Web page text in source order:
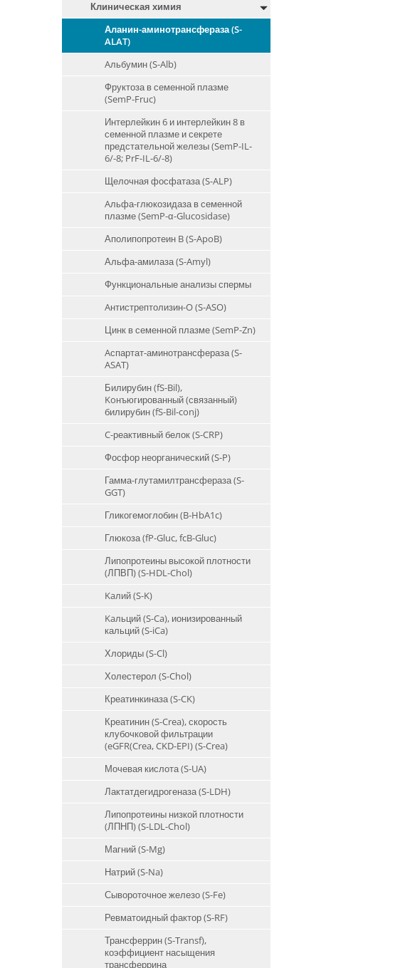
Клиническая химия
Аланин-аминотрансфераза (S-
ALAT)
Aльбумин (S-Alb)
Фруктоза в семенной плазме
(SemP-Fruc)
Интерлейкин 6 и интерлейкин 8 в
семенной плазме и секрете
предстательной железы (SemP-IL-
6/-8; PrF-IL-6/-8)
Щелочная фосфатаза (S-ALP)
Aльфа-глюкозидаза в семенной
плазме (SemP-α-Glucosidase)
Аполипопротеин B (S-ApoB)
Альфа-амилаза (S-Amyl)
Функциональные анализы спермы
Aнтистрептолизин-O (S-ASO)
Цинк в семенной плазме (SemP-Zn)
Aспартат-аминотрансфераза (S-
ASAT)
Билирубин (fS-Bil),
Koнъюгированный (связанный)
билирубин (fS-Bil-conj)
C-реактивный белок (S-CRP)
Фосфор неорганический (S-P)
Гамма-глутамилтрансфераза (S-
GGT)
Гликогемоглобин (B-HbA1c)
Глюкоза (fP-Gluc, fcB-Gluc)
Липопротеины высокой плотности
(ЛПВП) (S-HDL-Chol)
Kaлий (S-K)
Kaльций (S-Ca), ионизированный
кальций (S-iCa)
Хлориды (S-Cl)
Холестерол (S-Chol)
Креатинкиназа (S-CK)
Креатинин (S-Crea), скорость
клубочковой фильтрации
(eGFR(Crea, CKD-EPI) (S-Crea)
Мочевая кислота (S-UA)
Лактатдегидрогеназа (S-LDH)
Липопротеины низкой плотности
(ЛПНП) (S-LDL-Chol)
Магний (S-Mg)
Натрий (S-Na)
Сывороточное железо (S-Fe)
Ревматоидный фактор (S-RF)
Трансферрин (S-Transf),
коэффициент насыщения
трансферрина